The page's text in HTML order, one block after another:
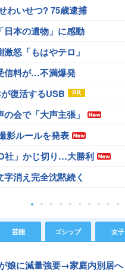
わいせつ? 75歳逮捕
日本の遺物」に感動
怒「もはやテロ」
信料が…不満爆発
復活するUSB
会で「大声主張」
影ルールを発表
社」かじ切り…大勝利
字消え完全沈黙続く
芸能 ゴシップ 女子
娘に減量強要→家庭内別居へ